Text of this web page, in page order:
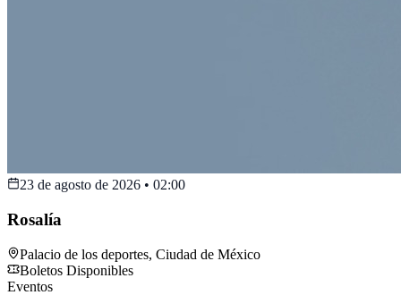
23 de agosto de 2026 • 02:00
Rosalía
Palacio de los deportes, Ciudad de México
Boletos Disponibles
Eventos